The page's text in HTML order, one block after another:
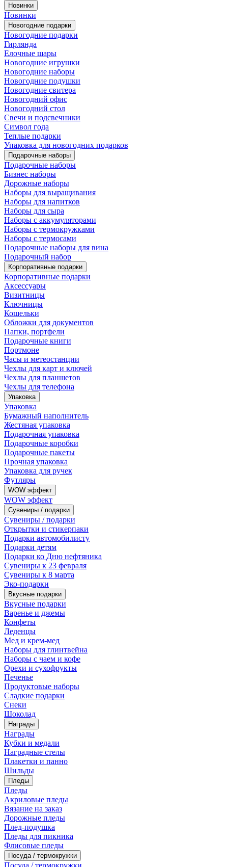
Новинки
Новинки
Новогодние подарки
Новогодние подарки
Гирлянда
Елочные шары
Новогодние игрушки
Новогодние наборы
Новогодние подушки
Новогодние свитера
Новогодний офис
Новогодний стол
Свечи и подсвечники
Символ года
Теплые подарки
Упаковка для новогодних подарков
Подарочные наборы
Подарочные наборы
Бизнес наборы
Дорожные наборы
Наборы для выращивания
Наборы для напитков
Наборы для сыра
Наборы с аккумуляторами
Наборы с термокружками
Наборы с термосами
Подарочные наборы для вина
Подарочный набор
Корпоративные подарки
Корпоративные подарки
Аксессуары
Визитницы
Ключницы
Кошельки
Обложки для документов
Папки, портфели
Подарочные книги
Портмоне
Часы и метеостанции
Чехлы для карт и ключей
Чехлы для планшетов
Чехлы для телефона
Упаковка
Упаковка
Бумажный наполнитель
Жестяная упаковка
Подарочная упаковка
Подарочные коробки
Подарочные пакеты
Прочная упаковка
Упаковка для ручек
Футляры
WOW эффект
WOW эффект
Сувениры / подарки
Сувениры / подарки
Открытки и стикерпаки
Подарки автомобилисту
Подарки детям
Подарки ко Дню нефтяника
Сувениры к 23 февраля
Сувениры к 8 марта
Эко-подарки
Вкусные подарки
Вкусные подарки
Варенье и джемы
Конфеты
Леденцы
Мед и крем-мед
Наборы для глинтвейна
Наборы с чаем и кофе
Орехи и сухофрукты
Печенье
Продуктовые наборы
Сладкие подарки
Снеки
Шоколад
Награды
Награды
Кубки и медали
Наградные стелы
Плакетки и панно
Шильды
Пледы
Пледы
Акриловые пледы
Вязание на заказ
Дорожные пледы
Плед-подушка
Пледы для пикника
Флисовые пледы
Посуда / термокружки
Посуда / термокружки